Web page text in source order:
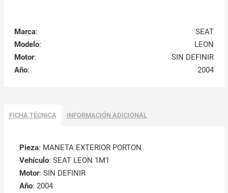
Marca:
SEAT
Modelo:
LEON
Motor:
SIN DEFINIR
Año: 2004
FICHA TÉCNICA INFORMACIÓN ADICIONAL
Pieza: MANETA EXTERIOR PORTON
Vehículo: SEAT LEON 1M1
Motor: SIN DEFINIR
Año: 2004